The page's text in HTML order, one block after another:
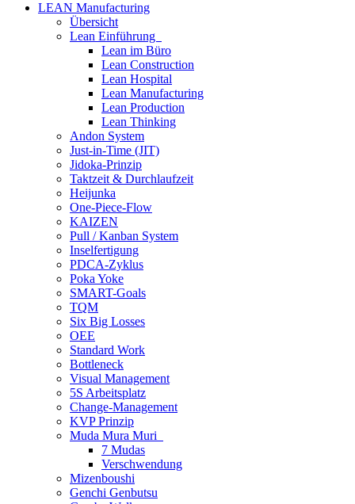
LEAN Manufacturing
Übersicht
Lean Einführung
Lean im Büro
Lean Construction
Lean Hospital
Lean Manufacturing
Lean Production
Lean Thinking
Andon System
Just-in-Time (JIT)
Jidoka-Prinzip
Taktzeit & Durchlaufzeit
Heijunka
One-Piece-Flow
KAIZEN
Pull / Kanban System
Inselfertigung
PDCA-Zyklus
Poka Yoke
SMART-Goals
TQM
Six Big Losses
OEE
Standard Work
Bottleneck
Visual Management
5S Arbeitsplatz
Change-Management
KVP Prinzip
Muda Mura Muri
7 Mudas
Verschwendung
Mizenboushi
Genchi Genbutsu